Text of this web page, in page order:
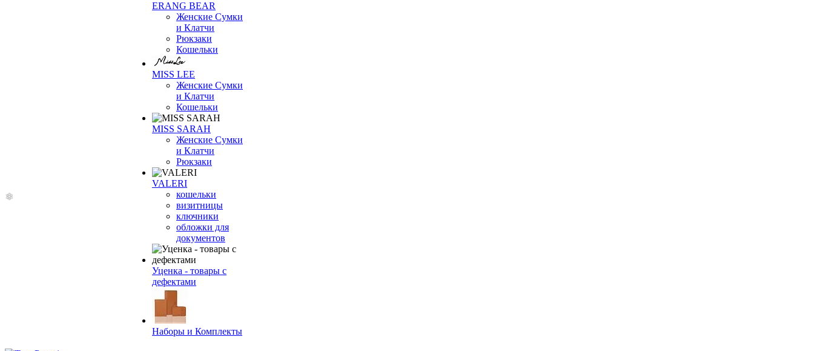
ERANG BEAR
Женские Сумки
и Клатчи
Рюкзаки
Кошельки
MISS LEE
Женские Сумки
и Клатчи
Кошельки
MISS SARAH
Женские Сумки
и Клатчи
Рюкзаки
VALERI
кошельки
визитницы
ключники
обложки для
документов
Уценка - товары с
дефектами
Наборы и Комплекты